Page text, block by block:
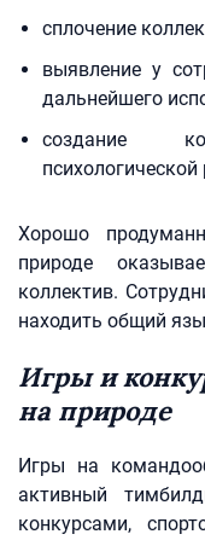
сплочение
выявление у
дальнейшего
создание
психологической
Хорошо
природе
коллектив.
находить общий
Игры и
на природе
Игры на
активный
конкурсами,